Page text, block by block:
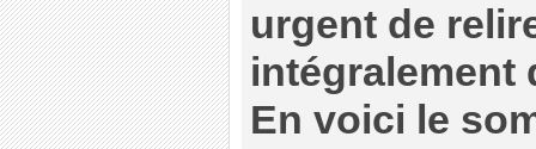
urgent de
intégralement
En voici le